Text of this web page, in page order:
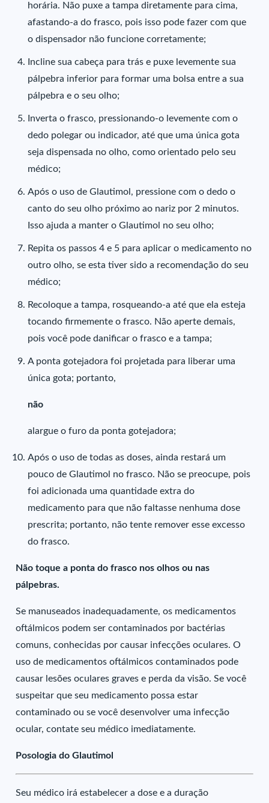
horária. Não puxe a tampa diretamente para cima,
afastando-a do frasco, pois isso pode fazer com que
o dispensador não funcione corretamente;
Incline sua cabeça para trás e puxe levemente sua
pálpebra inferior para formar uma bolsa entre a sua
pálpebra e o seu olho;
Inverta o frasco, pressionando-o levemente com o
dedo polegar ou indicador, até que uma única gota
seja dispensada no olho, como orientado pelo seu
médico;
Após o uso de Glautimol, pressione com o dedo o
canto do seu olho próximo ao nariz por 2 minutos.
Isso ajuda a manter o Glautimol no seu olho;
Repita os passos 4 e 5 para aplicar o medicamento no
outro olho, se esta tiver sido a recomendação do seu
médico;
Recoloque a tampa, rosqueando-a até que ela esteja
tocando firmemente o frasco. Não aperte demais,
pois você pode danificar o frasco e a tampa;
A ponta gotejadora foi projetada para liberar uma
única gota; portanto,
não
alargue o furo da ponta gotejadora;
Após o uso de todas as doses, ainda restará um
pouco de Glautimol no frasco. Não se preocupe, pois
foi adicionada uma quantidade extra do
medicamento para que não faltasse nenhuma dose
prescrita; portanto, não tente remover esse excesso
do frasco.
Não toque a ponta do frasco nos olhos ou nas
pálpebras.
Se manuseados inadequadamente, os medicamentos
oftálmicos podem ser contaminados por bactérias
comuns, conhecidas por causar infecções oculares. O
uso de medicamentos oftálmicos contaminados pode
causar lesões oculares graves e perda da visão. Se você
suspeitar que seu medicamento possa estar
contaminado ou se você desenvolver uma infecção
ocular, contate seu médico imediatamente.
Posologia do Glautimol
Seu médico irá estabelecer a dose e a duração